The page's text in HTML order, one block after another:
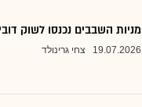
מניות השבבים נכנסו לשוק
19.07.2026 צחי גרינולד